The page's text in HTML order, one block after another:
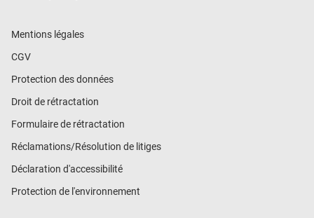
Mentions légales
CGV
Protection des données
Droit de rétractation
Formulaire de rétractation
Réclamations/Résolution de litiges
Déclaration d'accessibilité
Protection de l'environnement